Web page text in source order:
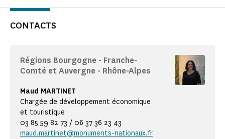
CONTACTS
Régions Bourgogne - Franche-
Comté et Auvergne - Rhône-Alpes
Maud MARTINET
Chargée de développement économique
et touristique
03 85 59 82 73 / 06 37 36 23 43
maud.martinet@monuments-nationaux.fr